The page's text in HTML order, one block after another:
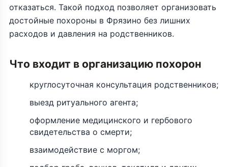
отказаться. Такой подход позволяет организовать
достойные похороны в Фрязино без лишних
расходов и давления на родственников.
Что входит в организацию похорон
круглосуточная консультация родственников;
выезд ритуального агента;
оформление медицинского и гербового
свидетельства о смерти;
взаимодействие с моргом;